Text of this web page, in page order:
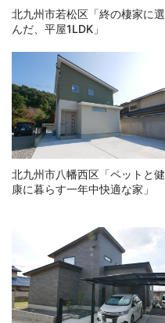
北九州市若松区「終の棲家に選
んだ、平屋1LDK」
北九州市八幡西区「ペットと健
康に暮らす一年中快適な家」